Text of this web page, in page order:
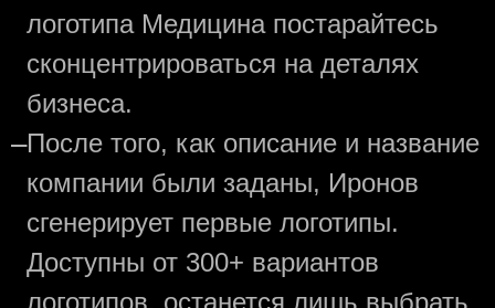
логотипа Медицина постарайтесь
сконцентрироваться на деталях
бизнеса.
—После того, как описание и название
компании были заданы, Иронов
сгенерирует первые логотипы.
Доступны от 300+ вариантов
логотипов, останется лишь выбрать